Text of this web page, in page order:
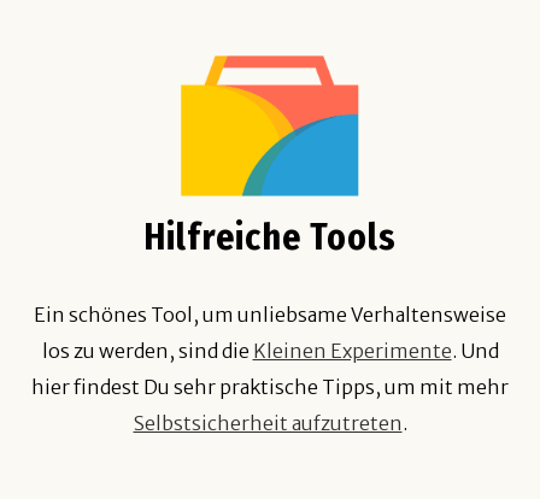
Hilfreiche Tools
Ein schönes Tool, um unliebsame Verhaltensweise
los zu werden, sind die Kleinen Experimente. Und
hier findest Du sehr praktische Tipps, um mit mehr
Selbstsicherheit aufzutreten.